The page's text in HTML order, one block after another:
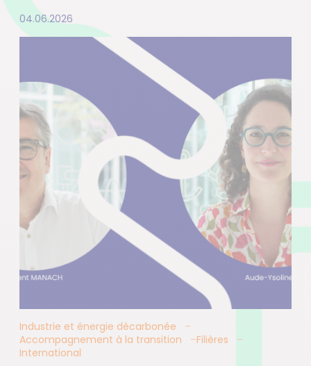
04.06.2026
Industrie et énergie décarbonée
Accompagnement à la transition
Filières
International